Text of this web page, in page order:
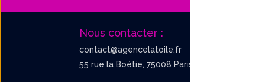
Nous contacter :
contact@agencelatoile.fr
55 rue la Boétie, 75008 Paris.